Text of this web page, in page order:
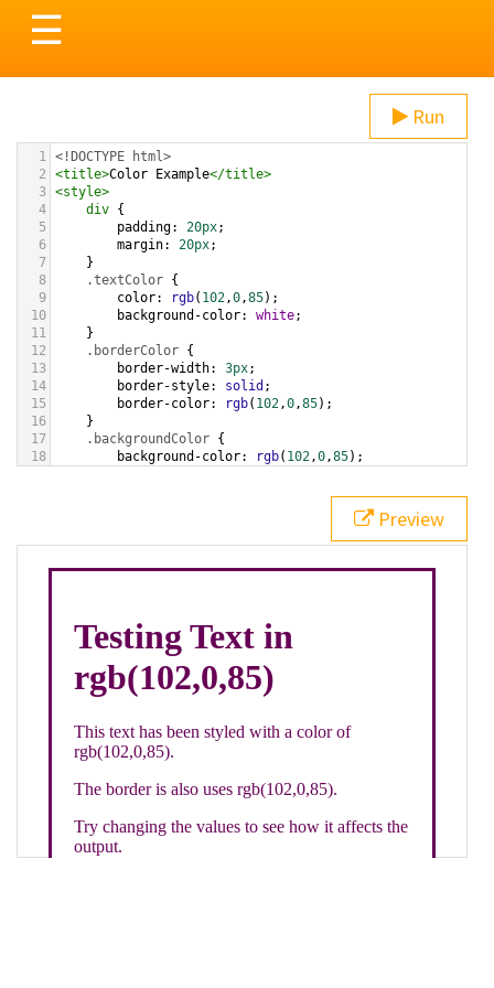
Toggle
navigation
☰
Run
1 <!DOCTYPE html>
2
<title>Color Example</title>
3 <style>
4
div {
5
padding: 20px;
6
margin: 20px;
7
}
8
.textColor {
9
color: rgb( 102,0,85);
10
background-color: white;
11
}
12
.borderColor {
13
border-width: 3px;
14
border-style: solid ;
15
border-color: rgb( 102,0,85);
16
}
17
.backgroundColor {
18
background-color: rgb( 102,0,85);
bottom ,
white, rgb(102,0,85));
div class="textColor borderColor"
< h1>Testing Text in rgb(102,0,85)
Preview